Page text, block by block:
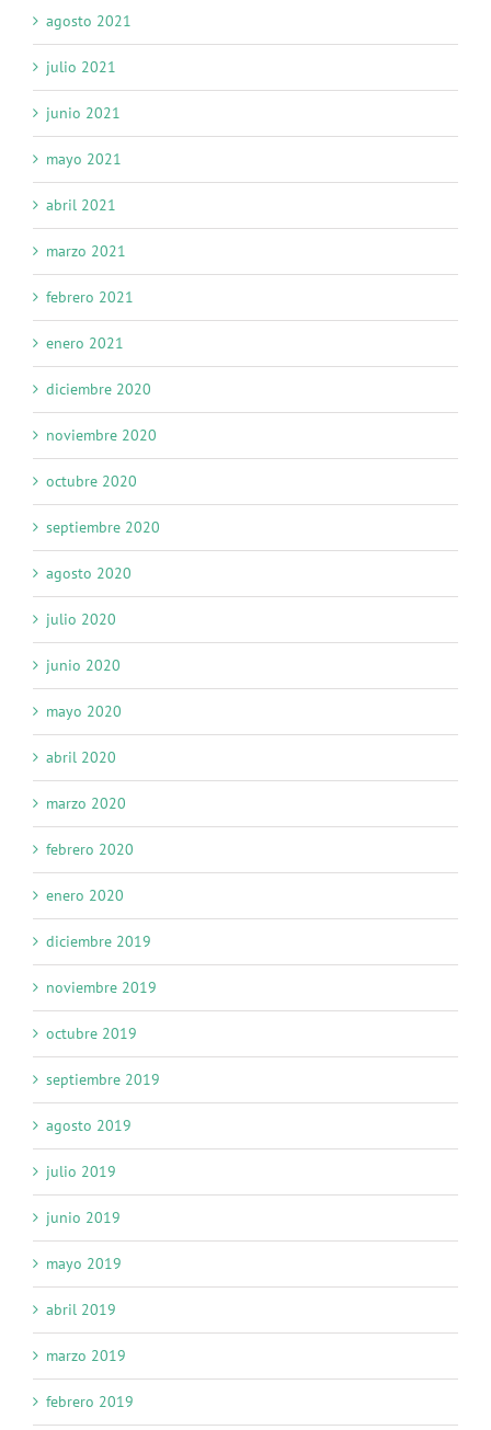
agosto 2021
julio 2021
junio 2021
mayo 2021
abril 2021
marzo 2021
febrero 2021
enero 2021
diciembre 2020
noviembre 2020
octubre 2020
septiembre 2020
agosto 2020
julio 2020
junio 2020
mayo 2020
abril 2020
marzo 2020
febrero 2020
enero 2020
diciembre 2019
noviembre 2019
octubre 2019
septiembre 2019
agosto 2019
julio 2019
junio 2019
mayo 2019
abril 2019
marzo 2019
febrero 2019